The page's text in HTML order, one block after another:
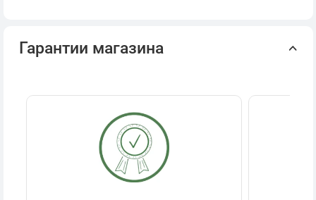
Гарантии магазина